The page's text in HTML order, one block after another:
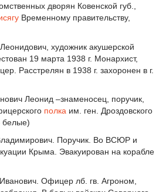
дворян Ковенской губ.,
Временному правительству,
художник акушерской
19 марта 1938 г. Монархист,
Расстрелян в 1938 г. захоронен в г.
Леонид –знаменосец, поручик,
полка им. ген. Дроздовского
белые)
Поручик. Во ВСЮР и
Крыма. Эвакуирован на корабле
Офицер лб. гв. Агроном,